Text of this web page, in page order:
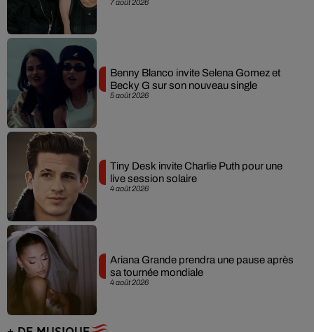
7 août 2026
5 août 2026
Benny Blanco invite Selena Gomez et
Becky G sur son nouveau single
4 août 2026
Tiny Desk invite Charlie Puth pour une
live session solaire
4 août 2026
Ariana Grande prendra une pause après
sa tournée mondiale